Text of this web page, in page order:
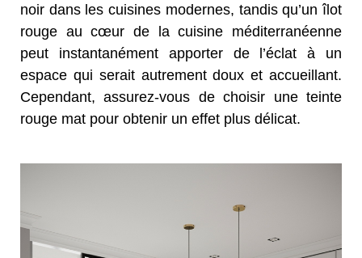
noir dans les cuisines modernes, tandis qu’un îlot
rouge au cœur de la cuisine méditerranéenne
peut instantanément apporter de l’éclat à un
espace qui serait autrement doux et accueillant.
Cependant, assurez-vous de choisir une teinte
rouge mat pour obtenir un effet plus délicat.